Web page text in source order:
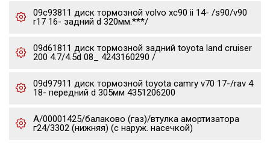
09c93811 диск тормозной volvo xc90 ii 14- /s90/v90
r17 16- задний d 320мм.***/
09d61811 диск тормозной задний toyota land cruiser
200 4.7/4.5d 08_ 4243160290 /
09d97911 диск тормозной toyota camry v70 17-/rav 4
18- передний d 305мм 4351206200
А/00001425/балаково (газ)/втулка амортизатора
г24/3302 (нижняя) (с наруж. насечкой)